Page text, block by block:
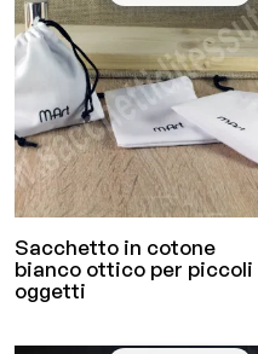
Sacchetto in cotone
bianco ottico per piccoli
oggetti